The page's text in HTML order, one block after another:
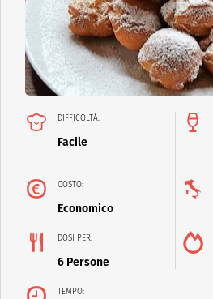
DIFFICOLTÀ:
Facile
COSTO:
Economico
DOSI PER:
6 Persone
TEMPO: